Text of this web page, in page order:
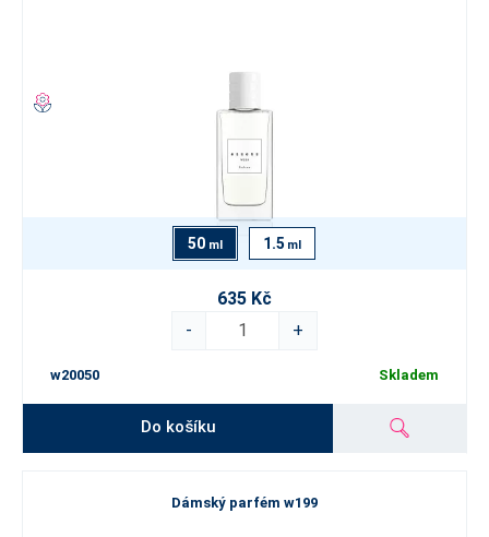
50 ml 1.5 ml
635 Kč
-
+
w20050 Skladem
Do košíku
Dámský parfém w199